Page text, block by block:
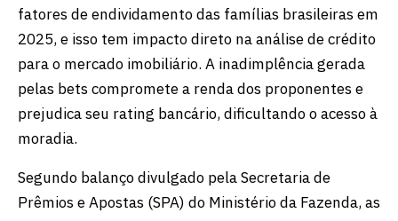
fatores de endividamento das famílias brasileiras em
2025, e isso tem impacto direto na análise de crédito
para o mercado imobiliário. A inadimplência gerada
pelas bets compromete a renda dos proponentes e
prejudica seu rating bancário, dificultando o acesso à
moradia.
Segundo balanço divulgado pela Secretaria de
Prêmios e Apostas (SPA) do Ministério da Fazenda, as